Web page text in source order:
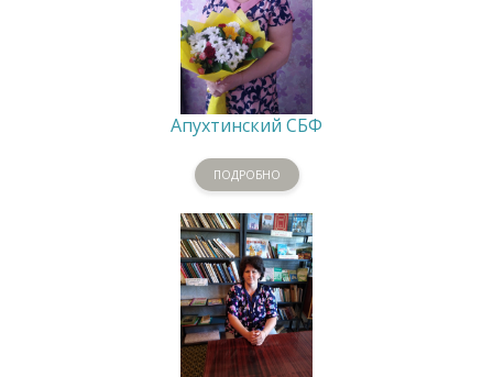
Апухтинский СБФ
ПОДРОБНО